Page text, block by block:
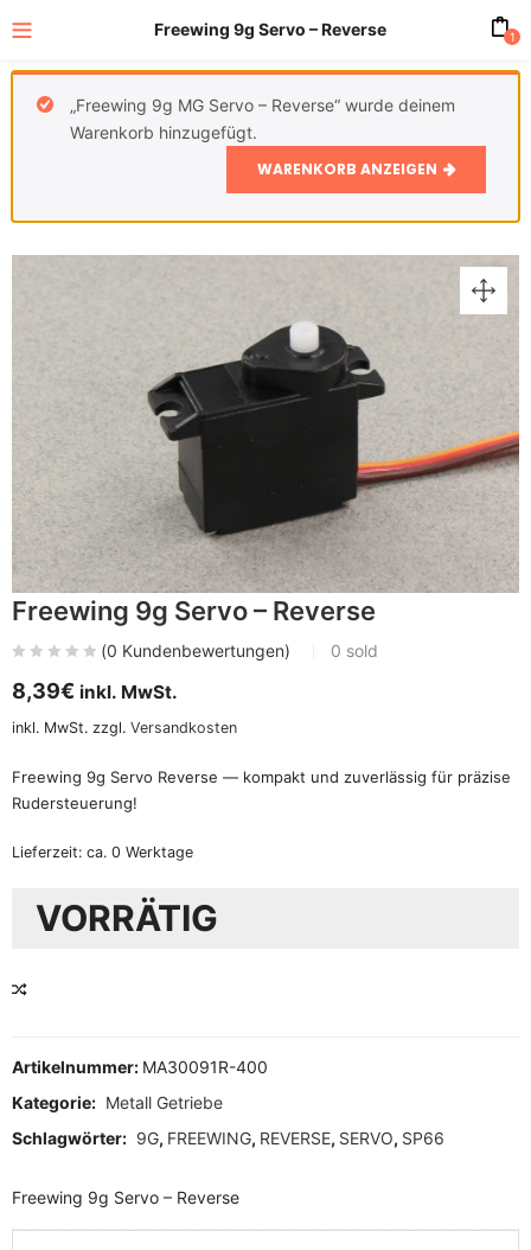
Freewing 9g Servo – Reverse 1
„Freewing 9g MG Servo – Reverse“ wurde deinem
Warenkorb hinzugefügt.
WARENKORB ANZEIGEN
Freewing 9g Servo – Reverse
(0 Kundenbewertungen) 0 sold
8,39€ inkl. MwSt.
inkl. MwSt. zzgl. Versandkosten
Freewing 9g Servo Reverse — kompakt und zuverlässig für präzise
Rudersteuerung!
Lieferzeit: ca. 0 Werktage
VORRÄTIG
Artikelnummer: MA30091R-400
Kategorie: Metall Getriebe
Schlagwörter: 9G, FREEWING, REVERSE, SERVO, SP66
Freewing 9g Servo – Reverse